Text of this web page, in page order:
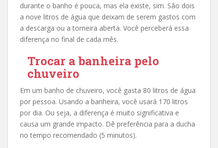
durante o banho é pouca, mas ela existe, sim. São dois
a nove litros de água que deixam de serem gastos com
a descarga ou a torneira aberta. Você perceberá essa
diferença no final de cada mês.
Trocar a banheira pelo
chuveiro
Em um banho de chuveiro, você gasta 80 litros de água
por pessoa. Usando a banheira, você usará 170 litros
por dia. Ou seja, a diferença é muito significativa e
causa um grande impacto. Dê preferência para a ducha
no tempo recomendado (5 minutos).